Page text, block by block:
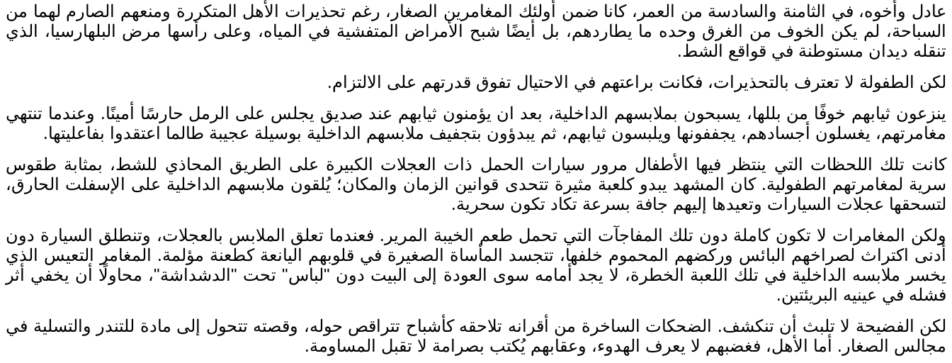
عادل وأخوه، في الثامنة والسادسة من العمر، كانا ضمن أولئك المغامرين الصغار، رغم تحذيرات الأهل المتكررة ومنعهم الصارم لهما من
السباحة، لم يكن الخوف من الغرق وحده ما يطاردهم، بل أيضًا شبح الأمراض المتفشية في المياه، وعلى رأسها مرض البلهارسيا، الذي
تنقله ديدان مستوطنة في قواقع الشط.
لكن الطفولة لا تعترف بالتحذيرات، فكانت براعتهم في الاحتيال تفوق قدرتهم على الالتزام.
ينزعون ثيابهم خوفًا من بللها، يسبحون بملابسهم الداخلية، بعد ان يؤمنون ثيابهم عند صديق يجلس على الرمل حارسًا أمينًا. وعندما تنتهي
مغامرتهم، يغسلون أجسادهم، يجففونها ويلبسون ثيابهم، ثم يبدؤون بتجفيف ملابسهم الداخلية بوسيلة عجيبة طالما اعتقدوا بفاعليتها.
كانت تلك اللحظات التي ينتظر فيها الأطفال مرور سيارات الحمل ذات العجلات الكبيرة على الطريق المحاذي للشط، بمثابة طقوس
سرية لمغامرتهم الطفولية.كان المشهد يبدو كلعبة مثيرة تتحدى قوانين الزمان والمكان؛ يُلقون ملابسهم الداخلية على الإسفلت الحارق،
لتسحقها عجلات السيارات وتعيدها إليهم جافة بسرعة تكاد تكون سحرية.
ولكن المغامرات لا تكون كاملة دون تلك المفاجآت التي تحمل طعم الخيبة المرير . فعندما تعلق الملابس بالعجلات، وتنطلق السيارة دون
أدنى اكتراث لصراخهم البائس وركضهم المحموم خلفها، تتجسد المأساة الصغيرة في قلوبهم اليانعة كطعنة مؤلمة. المغامر التعيس الذي
يخسر ملابسه الداخلية في تلك اللعبة الخطرة، لا يجد أمامه سوى العودة إلى البيت دون "لباس" تحت "الدشداشة"، محاولًا أن يخفي أثر
فشله في عينيه البريئتين.
لكن الفضيحة لا تلبث أن تنكشف. الضحكات الساخرة من أقرانه تلاحقه كأشباح تتراقص حوله، وقصته تتحول إلى مادة للتندر والتسلية في
مجالس الصغار . أما الأهل، فغضبهم لا يعرف الهدوء، وعقابهم يُكتب بصرامة لا تقبل المساومة.